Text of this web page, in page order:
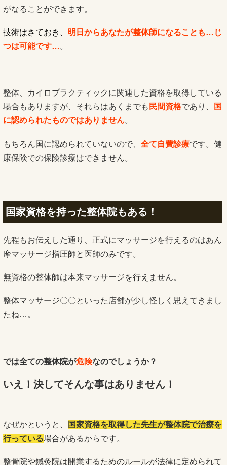
がなることができます。
技術はさておき、 明日からあなたが整体師になることも…じ
つは可能です…。
整体、カイロプラクティックに関連した資格を取得している
場合もありますが、それらはあくまでも 民間資格であり、
国
に認められたものではありません。
もちろん国に認められていないので、 全て自費診療です。健
康保険での保険診療はできません。
国家資格を持った整体院もある！
先程もお伝えした通り、正式にマッサージを行えるのはあん
摩マッサージ指圧師と医師のみです。
無資格の整体師は本来マッサージを行えません。
整体マッサージ〇〇といった店舗が少し怪しく思えてきまし
たね…。
では全ての整体院が危険なのでしょうか？
いえ！決してそんな事はありません！
なぜかというと、
国家資格を取得した先生が整体院で治療を
行っている場合があるからです。
整骨院や鍼灸院は開業するためのルールが法律に定められて